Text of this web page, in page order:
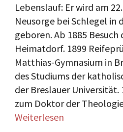
Lebenslauf: Er wird am
Neusorge bei Schlegel in
geboren. Ab 1885 Besuch
Heimatdorf. 1899
Matthias-Gymnasium in
des Studiums der
der Breslauer
zum Doktor der
Weiterlesen